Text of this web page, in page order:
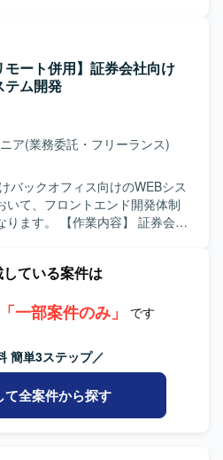
です。CI/CD環境を構築・活用
ーを行っております。
務を担当していただきます。
で円滑にコミュニケーションを
めていただける方を求めてい
責任感を持って取り組んでい
か
ことができるため、要件理解
程の経験を積むことができま
あり、安定した環境でスキル
での作業となります。
モート併用】証券会社向け
テム開発
ア(業務委託・フリーランス)
バックオフィス向けのWEBシス
いて、フロントエンド開発体制
容】 証券会社
およびTypeScriptを用いた画
ン
チームメンバーや関係者と円滑
りながら開発を進めていただけ
わることで、金融ドメインの知
ンド技術力を高めていただけま
ている案件は
「一部案件のみ」 です
簡単3ステップ／
て全案件から探す